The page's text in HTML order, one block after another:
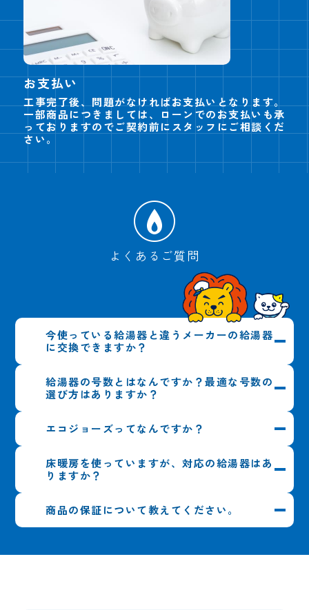
お支払い
工事完了後、問題がなければお支払いとなります。
一部商品につきましては、ローンでのお支払いも承
っておりますのでご契約前にスタッフにご相談くだ
さい。
よくあるご質問
今使っている給湯器と違うメーカーの給湯器
に交換できますか？
給湯器の号数とはなんですか？最適な号数の
選び方はありますか？
エコジョーズってなんですか？
床暖房を使っていますが、対応の給湯器はあ
りますか？
商品の保証について教えてください。